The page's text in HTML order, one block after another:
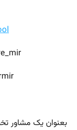
بعنوان یک مشاور